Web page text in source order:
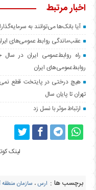
اخبار مرتبط
آیا بانک‌ها می‌توانند به
عقب‌ماندگی روابط عمومی‌های
راه روابط‌عمومی ایران در
روابط‌عمومی‌های ایران
تهران تا پایان سال
ارتباط موثر با نسل زد
لینک
برچسب ها : ارس، سازمان منطقه